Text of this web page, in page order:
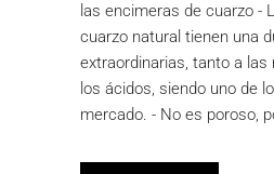
las encimeras de cuarzo -
cuarzo natural tienen una
extraordinarias, tanto a las
los ácidos, siendo uno de
mercado. - No es poroso,